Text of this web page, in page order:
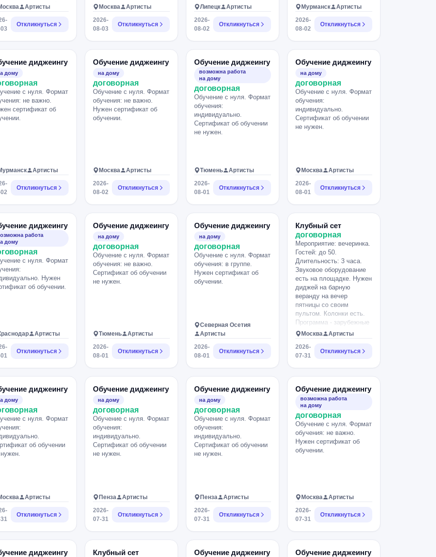
6
1000р./час.
Артисты
Откликнуться
Москва
Артисты
2026-
08-03
Откликнуться
Липецк
Артисты
2026-
08-02
Откликнуться
Мурманск
Артисты
2026-
08-02
Откликнуться
диджеингу
дому
с нуля. Формат
не важно.
сертификат об
Артисты
Откликнуться
Обучение диджеингу
на дому
договорная
Обучение с нуля. Формат
обучения: не важно.
Нужен сертификат об
обучении.
Москва
Артисты
2026-
08-02
Откликнуться
Обучение диджеингу
возможна работа
на дому
договорная
Обучение с нуля. Формат
обучения:
индивидуально.
Сертификат об обучении
не нужен.
Тюмень
Артисты
2026-
08-01
Откликнуться
Обучение диджеингу
на дому
договорная
Обучение с нуля. Формат
обучения:
индивидуально.
Сертификат об обучении
не нужен.
Москва
Артисты
2026-
08-01
Откликнуться
диджеингу
работа
дому
с нуля. Формат
Нужен
об обучении.
Артисты
Откликнуться
Обучение диджеингу
на дому
договорная
Обучение с нуля. Формат
обучения: не важно.
Сертификат об обучении
не нужен.
Тюмень
Артисты
2026-
08-01
Откликнуться
Обучение диджеингу
на дому
договорная
Обучение с нуля. Формат
обучения: в группе.
Нужен сертификат об
обучении.
Северная Осетия
Артисты
2026-
08-01
Откликнуться
Клубный сет
договорная
Мероприятие: вечеринка.
Гостей: до 50.
Длительность: 3 часа.
Звуковое оборудование
есть на площадке. Нужен
диджей на барную
веранду на вечер
пятницы со своим
пультом. Колонки есть.
Программа - зарубежные
и российские
танцевальные хиты rock,
pop, hip-hop. Китай-город.
Москва
Артисты
2026-
07-31
Откликнуться
диджеингу
дому
с нуля. Формат
об обучении
Артисты
Откликнуться
Обучение диджеингу
на дому
договорная
Обучение с нуля. Формат
обучения:
индивидуально.
Сертификат об обучении
не нужен.
Пенза
Артисты
2026-
07-31
Откликнуться
Обучение диджеингу
на дому
договорная
Обучение с нуля. Формат
обучения:
индивидуально.
Сертификат об обучении
не нужен.
Пенза
Артисты
2026-
07-31
Откликнуться
Обучение диджеингу
возможна работа
на дому
договорная
Обучение с нуля. Формат
обучения: не важно.
Нужен сертификат об
обучении.
Москва
Артисты
2026-
07-31
Откликнуться
диджеингу
Клубный сет
Обучение диджеингу
Обучение диджеингу